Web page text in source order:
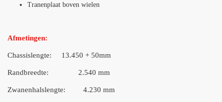
Tranenplaat boven wielen
Afmetingen:
Chassislengte: 13.450 + 50mm
Randbreedte: 2.540 mm
Zwanenhalslengte: 4.230 mm